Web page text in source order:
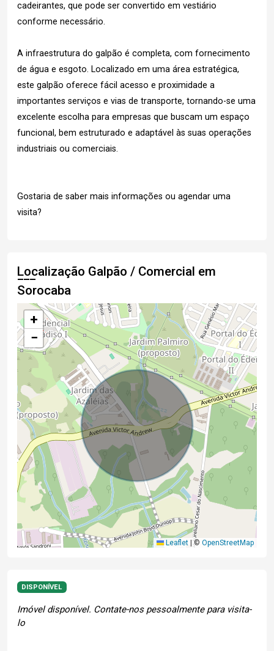
cadeirantes, que pode ser convertido em vestiário
conforme necessário.
A infraestrutura do galpão é completa, com fornecimento
de água e esgoto. Localizado em uma área estratégica,
este galpão oferece fácil acesso e proximidade a
importantes serviços e vias de transporte, tornando-se uma
excelente escolha para empresas que buscam um espaço
funcional, bem estruturado e adaptável às suas operações
industriais ou comerciais.
Gostaria de saber mais informações ou agendar uma
visita?
Localização Galpão / Comercial em
Sorocaba
+
−
Leaflet © OpenStreetMap
DISPONÍVEL
Imóvel disponível. Contate-nos pessoalmente para visita-
lo